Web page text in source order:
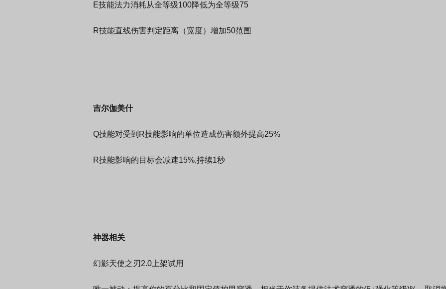
E技能法力消耗从全等级100降低为全等级75
R技能直线伤害判定距离（宽度）增加50范围
吉尔伽美什
Q技能对受到R技能影响的单位造成伤害额外提高25%
R技能影响的目标会减速15%,持续1秒
神器相关
幻影天使之刃2.0上架试用